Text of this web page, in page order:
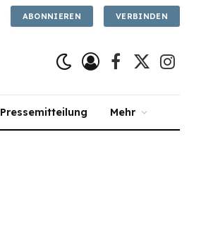
ABONNIEREN VERBINDEN
Facebook
X
Pressemitteilung Mehr